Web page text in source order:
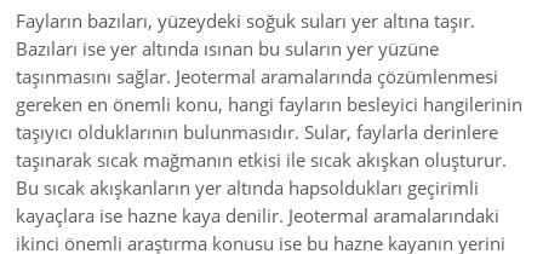
Fayların bazıları, yüzeydeki soğuk suları yer altına taşır.
Bazıları ise yer altında ısınan bu suların yer yüzüne
taşınmasını sağlar. Jeotermal aramalarında çözümlenmesi
gereken en önemli konu, hangi fayların besleyici hangilerinin
taşıyıcı olduklarının bulunmasıdır. Sular, faylarla derinlere
taşınarak sıcak mağmanın etkisi ile sıcak akışkan oluşturur.
Bu sıcak akışkanların yer altında hapsoldukları geçirimli
kayaçlara ise hazne kaya denilir. Jeotermal aramalarındaki
ikinci önemli araştırma konusu ise bu hazne kayanın yerini